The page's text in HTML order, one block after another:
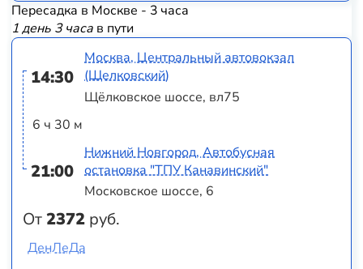
Пересадка в Москве - 3 часа
1 день 3 часав пути
14:30
6 ч 30 м
21:00
От2372 руб.
Москва, Центральный автовокзал
(Щелковский)
Щёлковское шоссе, вл75
Нижний Новгород, Автобусная
остановка "ТПУ Канавинский"
Московское шоссе, 6
ДенЛеДа